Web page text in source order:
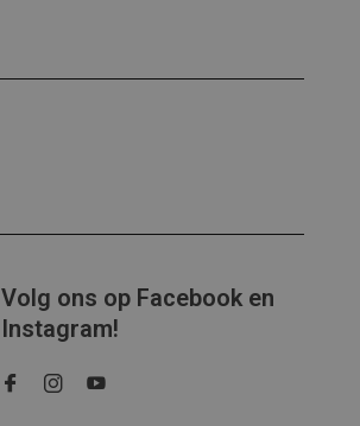
Volg ons op Facebook en
Instagram!